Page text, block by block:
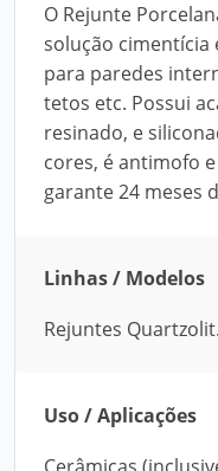
O Rejunte
solução
para paredes
tetos etc. Possui
resinado, e
cores, é antimofo
garante 24 meses
Linhas / Modelos
Rejuntes Quartzolit.
Uso / Aplicações